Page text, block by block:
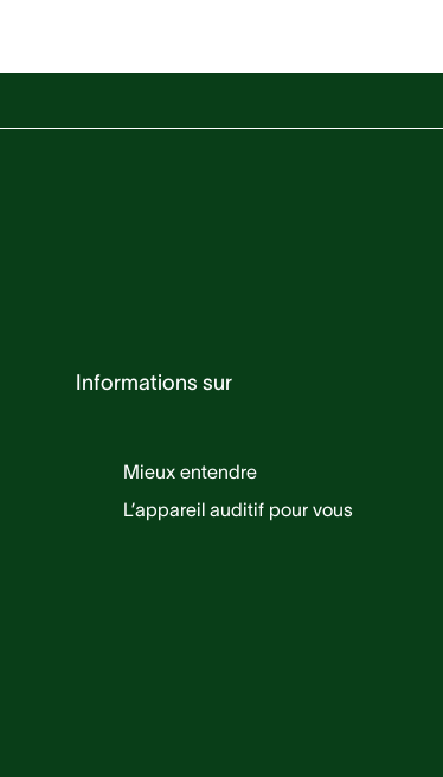
Informations sur
Mieux entendre
L’appareil auditif pour vous